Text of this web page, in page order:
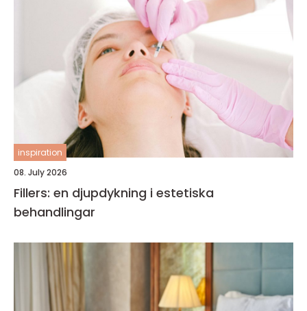
inspiration
08. July 2026
Fillers: en djupdykning i estetiska
behandlingar